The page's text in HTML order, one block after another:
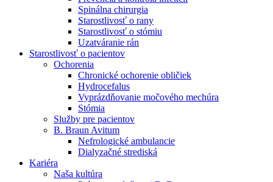
Spinálna chirurgia
Starostlivosť o rany
Starostlivosť o stómiu
Uzatváranie rán
Starostlivosť o pacientov
Ochorenia
Chronické ochorenie obličiek
Hydrocefalus
Vyprázdňovanie močového mechúra
Stómia
Služby pre pacientov
B. Braun Avitum
Nefrologické ambulancie
Dialyzačné strediská
Kariéra
Naša kultúra